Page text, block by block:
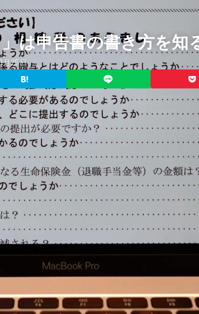
は申告書の書き方を知
月25日